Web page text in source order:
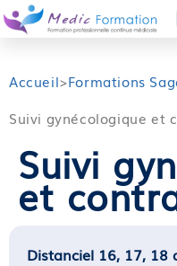
Accueil>Formations
Suivi gynécologique et
Suivi
et
Distanciel 16, 17, 18